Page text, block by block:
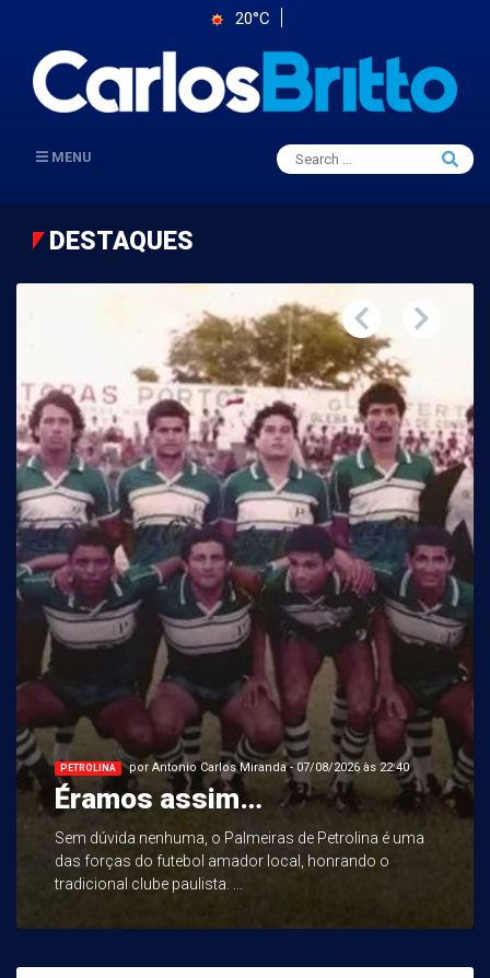
20°C
MENU
Search
for:
Search
DESTAQUES
PETROLINA por Antonio Carlos Miranda - 07/08/2026 às 22:40
Éramos assim…
Sem dúvida nenhuma, o Palmeiras de Petrolina é uma
das forças do futebol amador local, honrando o
tradicional clube paulista. ...